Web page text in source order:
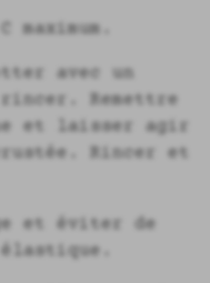
avec un
Remettre
et laisser agir
Rincer et
et éviter de